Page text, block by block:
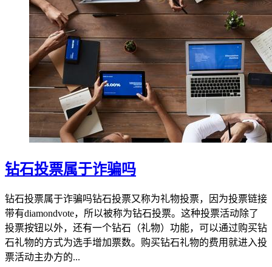
钻石投票属于诈骗吗
钻石投票属于诈骗吗钻石投票又称为礼物投票，因为投票链接
带有diamondvote，所以被称为钻石投票。这种投票活动除了
投票按钮以外，还有一个钻石（礼物）功能，可以通过购买钻
石礼物的方式为选手增加票数。购买钻石礼物的费用就进入投
票活动主办方的...